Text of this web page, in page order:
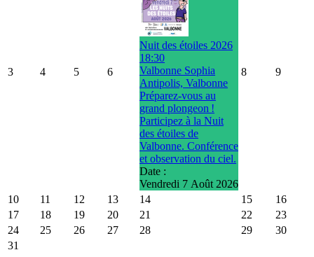
3 4 5 6
Nuit des étoiles 2026
18:30
Valbonne Sophia
Antipolis, Valbonne
Préparez-vous au
grand plongeon !
Participez à la Nuit
des étoiles de
Valbonne. Conférence
et observation du ciel.
Date :
Vendredi 7 Août 2026
8 9
10 11 12 13 14 15
16
17
18 19 20 21 22
23
24
25 26 27 28 29
30
31